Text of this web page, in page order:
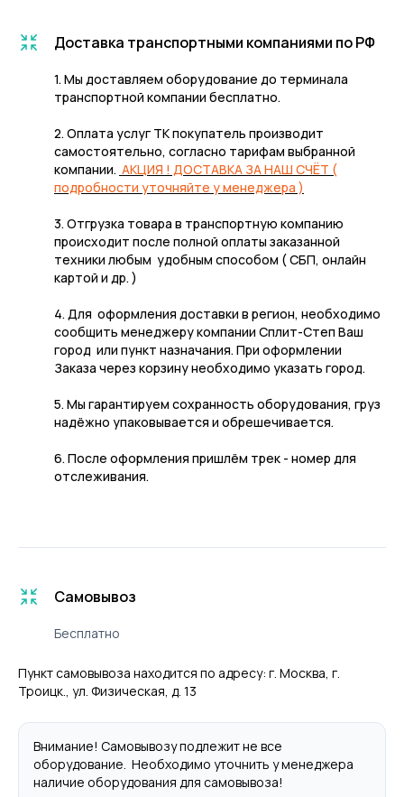
Доставка транспортными компаниями по РФ
1. Мы доставляем оборудование до терминала
транспортной компании бесплатно.
2. Оплата услуг ТК покупатель производит
самостоятельно, согласно тарифам выбранной
компании. АКЦИЯ ! ДОСТАВКА ЗА НАШ СЧЁТ (
подробности уточняйте у менеджера )
3. Отгрузка товара в транспортную компанию
происходит после полной оплаты заказанной
техники любым удобным способом ( СБП, онлайн
картой и др. )
4. Для оформления доставки в регион, необходимо
сообщить менеджеру компании Сплит-Степ Ваш
город или пункт назначания. При оформлении
Заказа через корзину необходимо указать город.
5. Мы гарантируем сохранность оборудования, груз
надёжно упаковывается и обрешечивается.
6. После оформления пришлём трек - номер для
отслеживания.
Самовывоз
Бесплатно
Пункт самовывоза находится по адресу: г. Москва, г.
Троицк., ул. Физическая, д. 13
Внимание! Самовывозу подлежит не все
оборудование. Необходимо уточнить у менеджера
наличие оборудования для самовывоза!